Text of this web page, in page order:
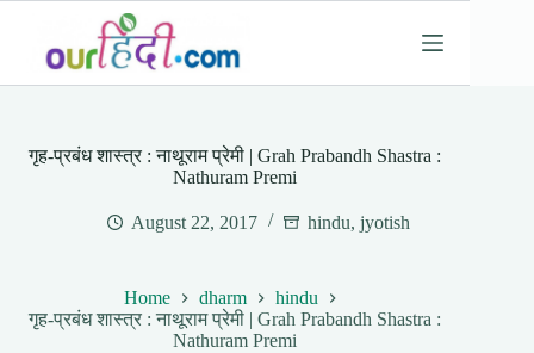
content
गृह-प्रबंध शास्त्र : नाथूराम प्रेमी | Grah Prabandh Shastra :
Nathuram Premi
August 22, 2017 hindu,jyotish
Home dharm
hindu
गृह-प्रबंध शास्त्र : नाथूराम प्रेमी | Grah Prabandh Shastra :
Nathuram Premi